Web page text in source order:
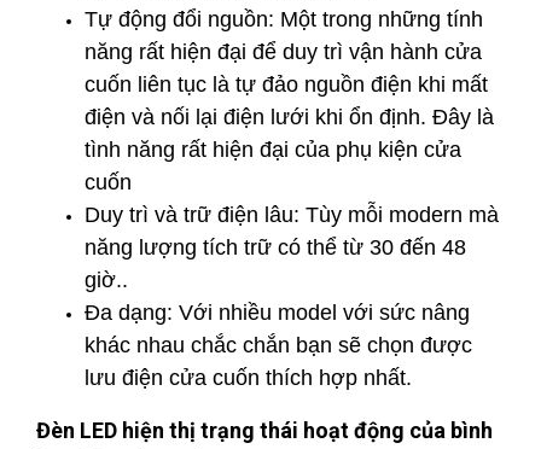
Tự động đổi nguồn: Một trong những tính
năng rất hiện đại để duy trì vận hành cửa
cuốn liên tục là tự đảo nguồn điện khi mất
điện và nối lại điện lưới khi ổn định. Đây là
tình năng rất hiện đại của phụ kiện cửa
cuốn
Duy trì và trữ điện lâu: Tùy mỗi modern mà
năng lượng tích trữ có thể từ 30 đến 48
giờ..
Đa dạng: Với nhiều model với sức nâng
khác nhau chắc chắn bạn sẽ chọn được
lưu điện cửa cuốn thích hợp nhất.
Đèn LED hiện thị trạng thái hoạt động của bình